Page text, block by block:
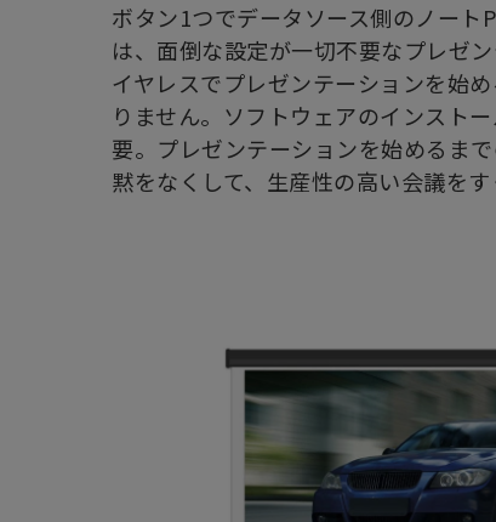
ボタン1つでデータソース側のノー
は、面倒な設定が一切不要なプレゼ
イヤレスでプレゼンテーションを始
りません。ソフトウェアのインスト
要。プレゼンテーションを始めるま
黙をなくして、生産性の高い会議をす